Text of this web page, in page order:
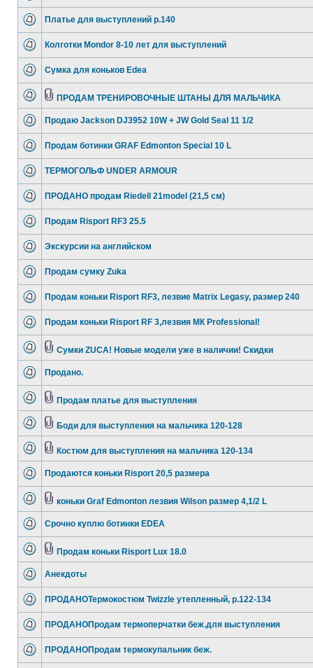
Платье для выступлений р.140
Колготки Mondor 8-10 лет для выступлений
Сумка для коньков Edea
ПРОДАМ ТРЕНИРОВОЧНЫЕ ШТАНЫ ДЛЯ МАЛЬЧИКА
Продаю Jackson DJ3952 10W + JW Gold Seal 11 1/2
Продам ботинки GRAF Edmonton Special 10 L
ТЕРМОГОЛЬФ UNDER ARMOUR
ПРОДАНО продам Riedell 21model (21,5 см)
Продам Risport RF3 25.5
Экскурсии на английском
Продам сумку Zuka
Продам коньки Risport RF3, лезвие Matrix Legasy, размер 240
Продам коньки Risport RF 3,лезвия МК Professional!
Сумки ZUCA! Новые модели уже в наличии! Скидки
Продано.
Продам платье для выступления
Боди для выступления на мальчика 120-128
Костюм для выступления на мальчика 120-134
Продаются коньки Risport 20,5 размера
коньки Graf Edmonton лезвия Wilson размер 4,1/2 L
Срочно куплю ботинки EDEA
Продам коньки Risport Lux 18.0
Анекдоты
ПРОДАНОТермокостюм Twizzle утепленный, р.122-134
ПРОДАНОПродам термоперчатки беж.для выступления
ПРОДАНОПродам термокупальник беж.